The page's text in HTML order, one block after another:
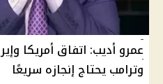
عمرو أديب: اتفاق أمريكا
وترامب يحتاج إنجازه سريعًا